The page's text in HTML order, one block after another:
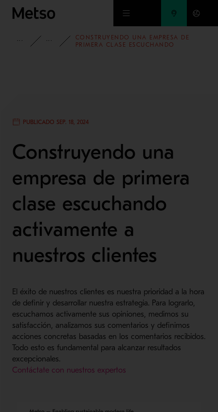
Ir al contenido principal
INFORMACIÓN
BLOG
CONSTRUYENDO UNA EMPRESA DE
PRIMERA CLASE ESCUCHANDO
PUBLICADO SEP. 18, 2024
Construyendo una
empresa de primera
clase escuchando
activamente a
nuestros clientes
El éxito de nuestros clientes es nuestra prioridad a la hora
de definir y desarrollar nuestra estrategia. Para lograrlo,
escuchamos activamente sus opiniones, medimos su
satisfacción, analizamos sus comentarios y definimos
acciones concretas basadas en los comentarios recibidos.
Todo esto es fundamental para alcanzar resultados
excepcionales.
Contáctate con nuestros expertos